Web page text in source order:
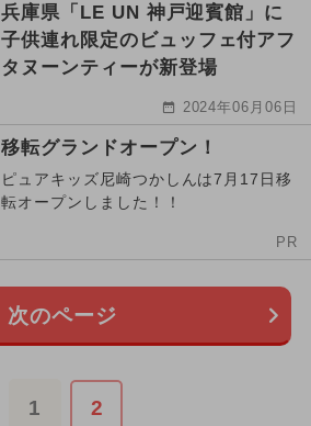
兵庫県「LE UN 神戸迎賓館」に
子供連れ限定のビュッフェ付アフ
タヌーンティーが新登場
2024年06月06日
移転グランドオープン！
ピュアキッズ尼崎つかしんは7月17日移
転オープンしました！！
PR
次のページ
1 2